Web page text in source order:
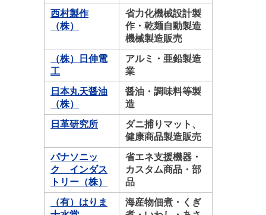
西村製作
（株）
省力化機械設計製
作・乾麺自動製造
機械製造販売
（株）日伸電
工
アルミ・亜鉛製造
業
日本丸天醤油
（株）
醤油・調味料等製
造
日革研究所
ダニ捕りマット、
健康商品製造販売
パナソニッ
ク インダス
トリー（株）
省エネ支援機器・
カスタム商品・部
品
（有）はりま
海産物佃煮・くぎ